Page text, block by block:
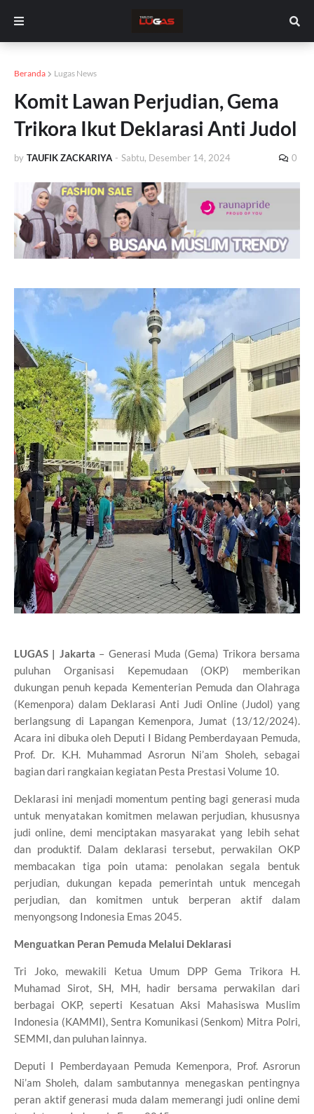
Beranda Lugas News
Komit Lawan Perjudian, Gema
Trikora Ikut Deklarasi Anti Judol
by TAUFIK ZACKARIYA - Sabtu, Desember 14, 2024 0
LUGAS | Jakarta – Generasi Muda (Gema) Trikora bersama
puluhan Organisasi Kepemudaan (OKP) memberikan
dukungan penuh kepada Kementerian Pemuda dan Olahraga
(Kemenpora) dalam Deklarasi Anti Judi Online (Judol) yang
berlangsung di Lapangan Kemenpora, Jumat (13/12/2024).
Acara ini dibuka oleh Deputi I Bidang Pemberdayaan Pemuda,
Prof. Dr. K.H. Muhammad Asrorun Ni’am Sholeh, sebagai
bagian dari rangkaian kegiatan Pesta Prestasi Volume 10.
Deklarasi ini menjadi momentum penting bagi generasi muda
untuk menyatakan komitmen melawan perjudian, khususnya
judi online, demi menciptakan masyarakat yang lebih sehat
dan produktif. Dalam deklarasi tersebut, perwakilan OKP
membacakan tiga poin utama: penolakan segala bentuk
perjudian, dukungan kepada pemerintah untuk mencegah
perjudian, dan komitmen untuk berperan aktif dalam
menyongsong Indonesia Emas 2045.
Menguatkan Peran Pemuda Melalui Deklarasi
Tri Joko, mewakili Ketua Umum DPP Gema Trikora H.
Muhamad Sirot, SH, MH, hadir bersama perwakilan dari
berbagai OKP, seperti Kesatuan Aksi Mahasiswa Muslim
Indonesia (KAMMI), Sentra Komunikasi (Senkom) Mitra Polri,
SEMMI, dan puluhan lainnya.
Deputi I Pemberdayaan Pemuda Kemenpora, Prof. Asrorun
Ni’am Sholeh, dalam sambutannya menegaskan pentingnya
peran aktif generasi muda dalam memerangi judi online demi